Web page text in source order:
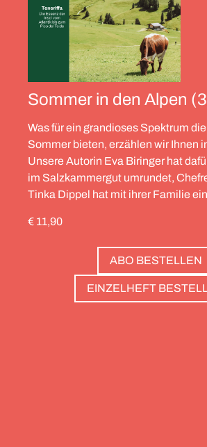
Sommer in den Alpen
Was für ein grandioses Spektrum
Sommer bieten, erzählen wir Ihnen
Unsere Autorin Eva Biringer hat
im Salzkammergut umrundet,
Tinka Dippel hat mit ihrer Familie
Helfrich ist über viele Gipfel
Salzburg bis nach Triest. Und die
zwölf Hotels gesammelt, die
haben: Sie sind die perfekte Basis,
stürmen. Und sie haben
€ 11,90
ABO BESTELLEN
EINZELHEFT